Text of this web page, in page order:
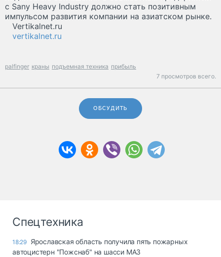
с Sany Heavy Industry должно стать позитивным
импульсом развития компании на азиатском рынке.
Vertikalnet.ru
vertikalnet.ru
palfinger краны подъемная техника прибыль
7 просмотров всего.
ОБСУДИТЬ
Спецтехника
18:29 Ярославская область получила пять пожарных
автоцистерн "Пожснаб" на шасси МАЗ